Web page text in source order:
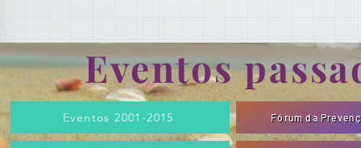
Eventos
Eventos 2001-2015 Fórum da